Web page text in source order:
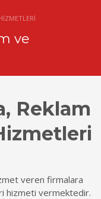
ve
Reklam
veren firmalara
hizmeti vermektedir.